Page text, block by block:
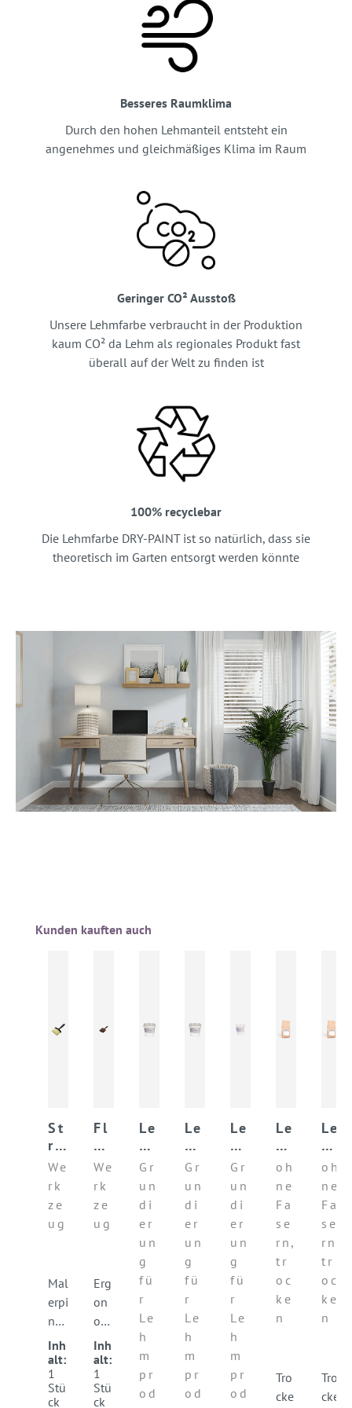
Besseres Raumklima
Durch den hohen Lehmanteil entsteht ein
angenehmes und gleichmäßiges Klima im Raum
Geringer CO² Ausstoß
Unsere Lehmfarbe verbraucht in der Produktion
kaum CO² da Lehm als regionales Produkt fast
überall auf der Welt zu finden ist
100% recyclebar
Die Lehmfarbe DRY-PAINT ist so natürlich, dass sie
theoretisch im Garten entsorgt werden könnte
Produktgalerie überspringen
Kunden kauften auch
St
re
ic
hb
st
e
We
rk
ze
ug
Mal
erpi
nse
l
mit
flex
ible
Inh
alt:
1
Stü
ck
Fl
äc
he
ns
ei
ch
We
rk
ze
ug
Erg
on
omi
sch
es
Wer
kze
Inh
alt:
1
Stü
ck
Le
h
m
ft
gr
un
d
co
nt
ac
t
Gr
un
di
er
un
g
fü
r
Le
h
m
pr
od
Le
h
m
ft
gr
un
d
co
nt
ac
t
fi
ne
Gr
un
di
er
un
g
fü
r
Le
h
m
pr
od
Le
h
m
ft
gr
un
d
co
nt
ac
t
ex
tr
a
Gr
un
di
er
un
g
fü
r
Le
h
m
pr
od
Le
h
mf
np
ut
z
B
AS
E
oh
ne
Fa
se
rn,
tr
oc
ke
n
Tro
cke
Le
h
mf
np
ut
z
B
AS
E
oh
ne
Fa
se
rn,
tr
oc
ke
n
Tro
cke